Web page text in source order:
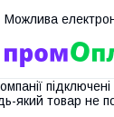
який товар не